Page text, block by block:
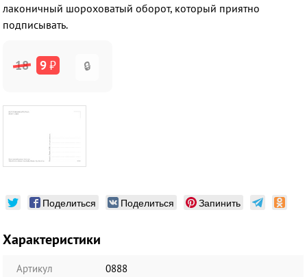
лаконичный шороховатый оборот, который приятно
подписывать.
18 9₽ 🔒
Поделиться Поделиться Запинить
Характеристики
Артикул 0888